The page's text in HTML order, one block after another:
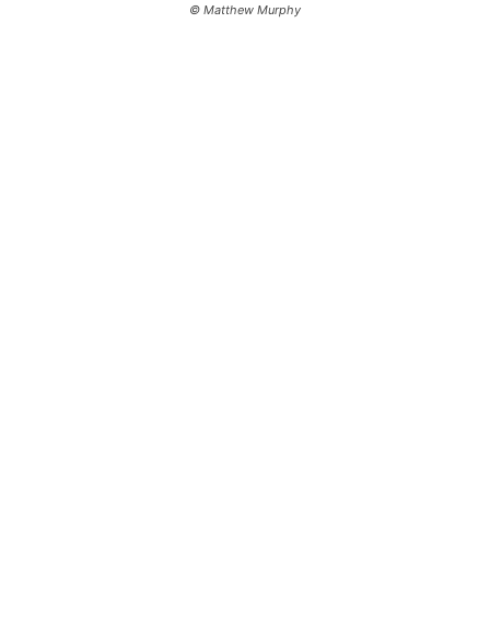
© Matthew Murphy